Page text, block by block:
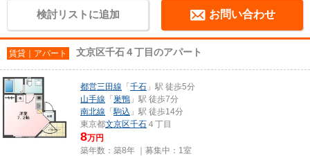
検討リストに追加 お問い合わせ
賃貸｜アパート 文京区千石４丁目のアパート
都営三田線 「 千石 」駅 徒歩5分
山手線 「 巣鴨 」駅 徒歩7分
南北線 「駒込 」駅 徒歩14分
東京都文京区千石 ４丁目
8万円
築年数：築8年 ｜募集中： 1室